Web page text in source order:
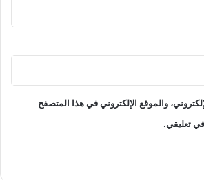
والموقع الإلكتروني في هذا المتصفح
في تعليقي.